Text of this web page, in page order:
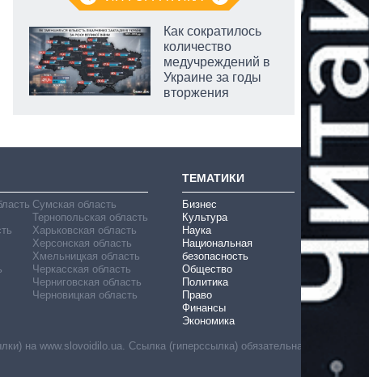
Как сократилось
количество
медучреждений в
Украине за годы
вторжения
Сумская область
Тернопольская область
Харьковская область
Херсонская область
Хмельницкая область
Черкасская область
Черниговская область
Черновицкая область
ТЕМАТИКИ
Бизнес
Культура
Наука
Национальная
безопасность
Общество
Политика
Право
Финансы
Экономика
на www.slovoidilo.ua. Ссылка (гиперссылка) обязательна